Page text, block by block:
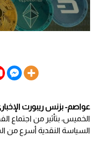
عواصم- بزنس ريبورت
الخميس، بتأثير من اجتماع
السياسة النقدية أسرع من